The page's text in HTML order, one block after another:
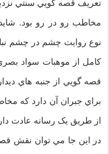
تعريف قصه گويي سنتي
مخاطب رو در رو بود.
نوع روايت چشم در چشم
کامل از موهبات سواد بصري
قصه گويي از جنبه هاي
براي جبران آن دارد که
از طريق يک رسانه عادت
در اين جا مي توان نقش